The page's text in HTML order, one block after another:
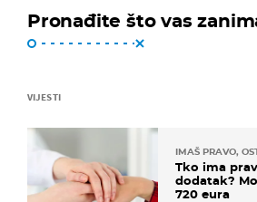
Pronađite što vas
VIJESTI
IMAŠ PRAVO,
Tko ima
dodatak?
720 eura